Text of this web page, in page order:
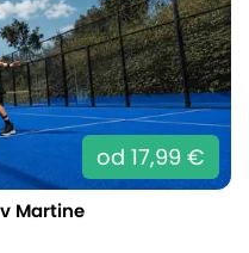
od 17,99 €
Martine